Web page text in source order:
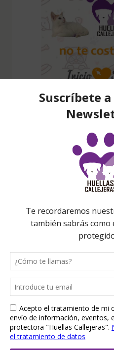
Configura nuestro Inicio
vez que entres a hacer una
Amazon desde ahí, tu compra
Política de privacidad